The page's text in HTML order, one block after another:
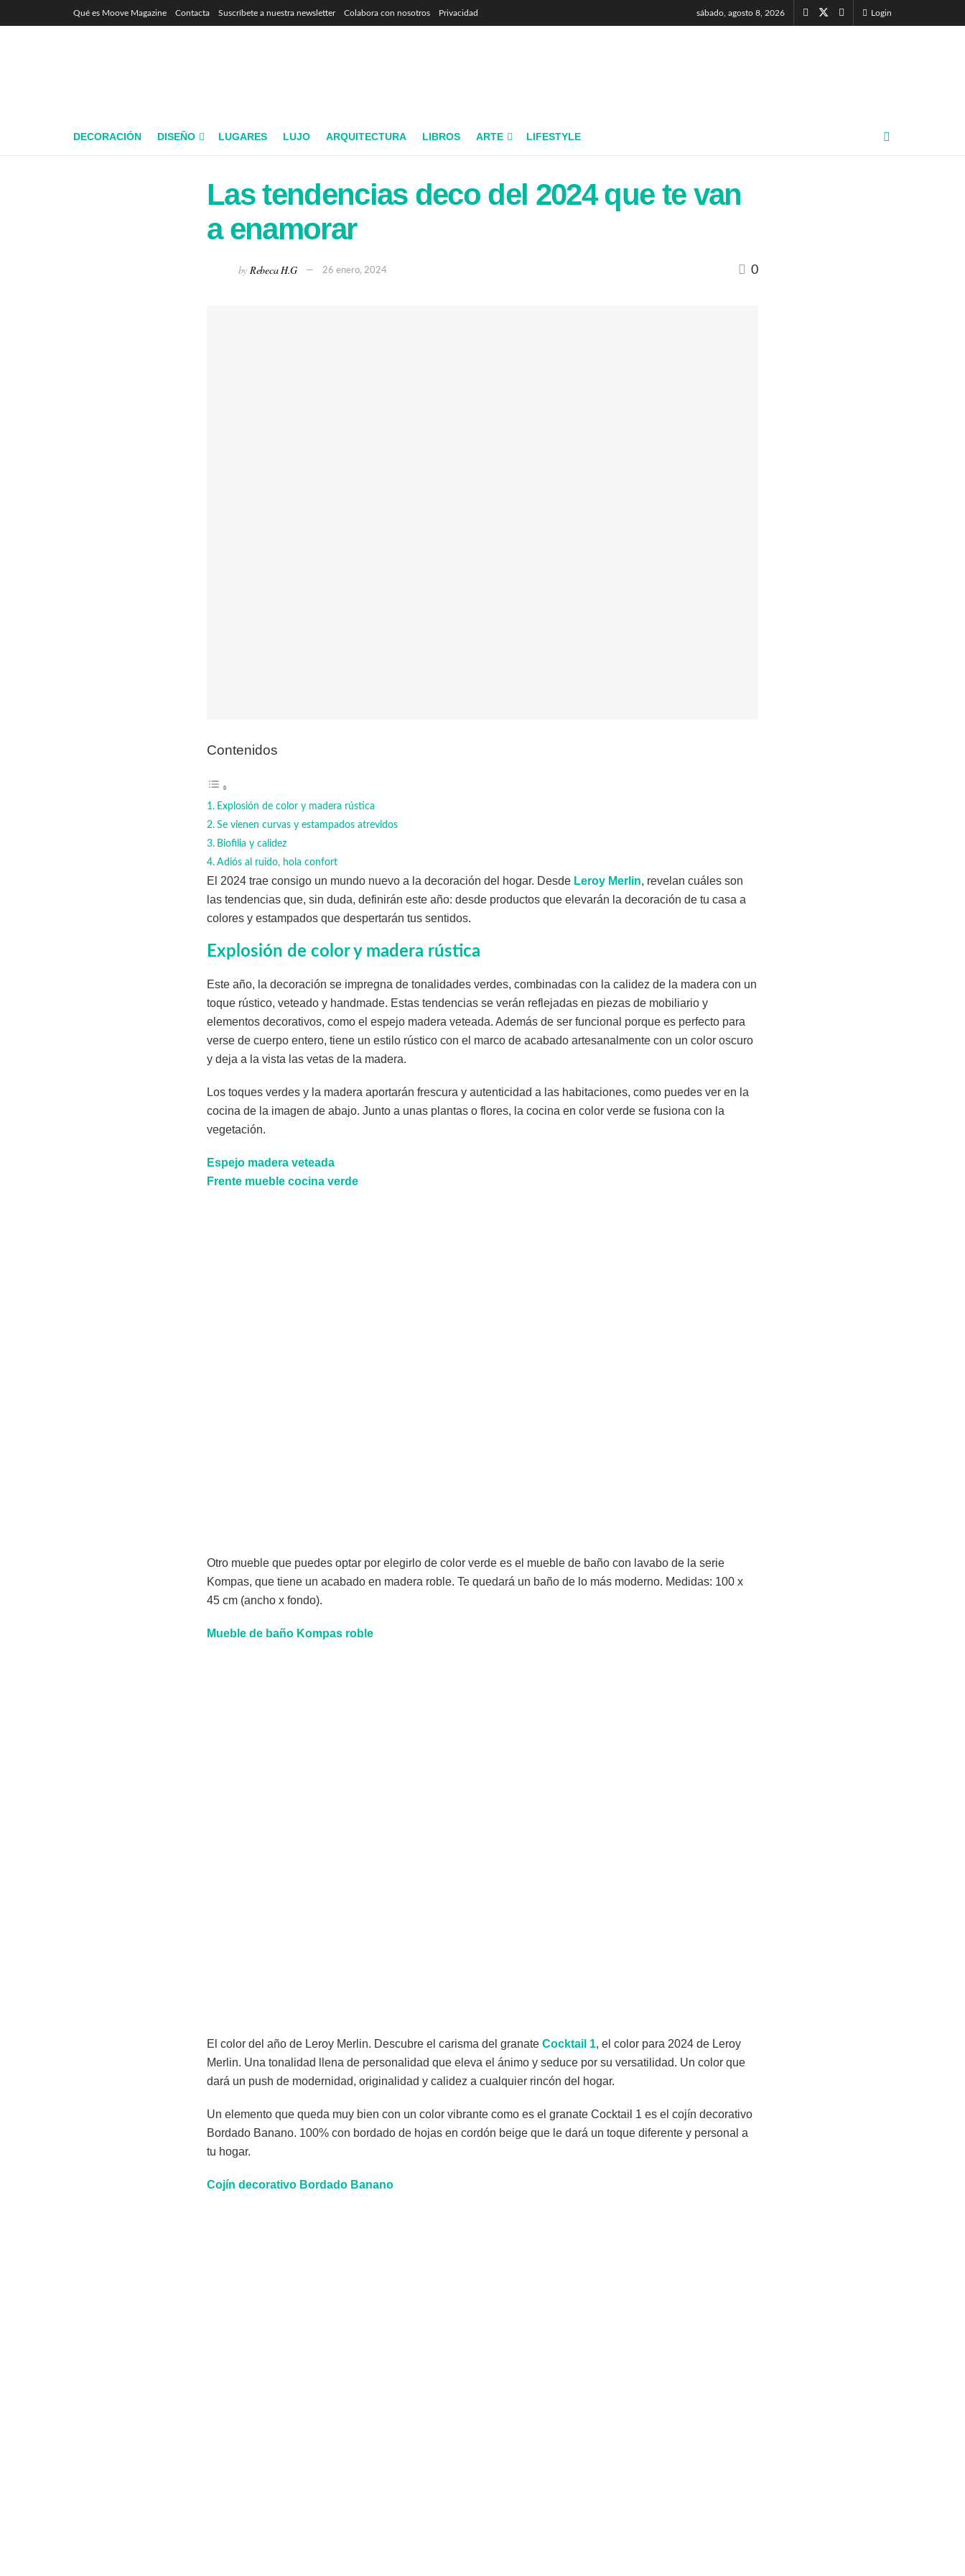
Qué es Moove Magazine Contacta Suscríbete a nuestra newsletter Colabora con nosotros Privacidad sábado, agosto 8, 2026 Login
DECORACIÓN DISEÑO LUGARES LUJO ARQUITECTURA LIBROS ARTE LIFESTYLE
Las tendencias deco del 2024 que te van
a enamorar
by Rebeca H.G 26 enero, 2024 0
Contenidos
Explosión de color y madera rústica
Se vienen curvas y estampados atrevidos
Biofilia y calidez
Adiós al ruido, hola confort
El 2024 trae consigo un mundo nuevo a la decoración del hogar. Desde Leroy Merlin, revelan cuáles son
las tendencias que, sin duda, definirán este año: desde productos que elevarán la decoración de tu casa a
colores y estampados que despertarán tus sentidos.
Explosión de color y madera rústica
Este año, la decoración se impregna de tonalidades verdes, combinadas con la calidez de la madera con un
toque rústico, veteado y handmade. Estas tendencias se verán reflejadas en piezas de mobiliario y
elementos decorativos, como el espejo madera veteada. Además de ser funcional porque es perfecto para
verse de cuerpo entero, tiene un estilo rústico con el marco de acabado artesanalmente con un color oscuro
y deja a la vista las vetas de la madera.
Los toques verdes y la madera aportarán frescura y autenticidad a las habitaciones, como puedes ver en la
cocina de la imagen de abajo. Junto a unas plantas o flores, la cocina en color verde se fusiona con la
vegetación.
Espejo madera veteada
Frente mueble cocina verde
Otro mueble que puedes optar por elegirlo de color verde es el mueble de baño con lavabo de la serie
Kompas, que tiene un acabado en madera roble. Te quedará un baño de lo más moderno. Medidas: 100 x
45 cm (ancho x fondo).
Mueble de baño Kompas roble
El color del año de Leroy Merlin. Descubre el carisma del granate Cocktail 1, el color para 2024 de Leroy
Merlin. Una tonalidad llena de personalidad que eleva el ánimo y seduce por su versatilidad. Un color que
dará un push de modernidad, originalidad y calidez a cualquier rincón del hogar.
Un elemento que queda muy bien con un color vibrante como es el granate Cocktail 1 es el cojín decorativo
Bordado Banano. 100% con bordado de hojas en cordón beige que le dará un toque diferente y personal a
tu hogar.
Cojín decorativo Bordado Banano